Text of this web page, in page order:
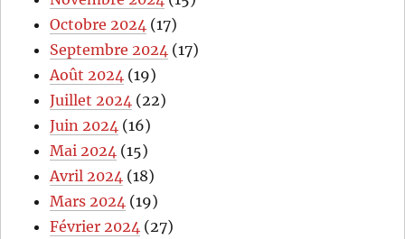
Octobre 2024 (17)
Septembre 2024 (17)
Août 2024 (19)
Juillet 2024 (22)
Juin 2024 (16)
Mai 2024 (15)
Avril 2024 (18)
Mars 2024 (19)
Février 2024 (27)